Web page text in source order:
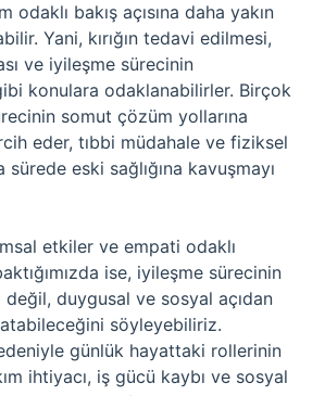
odaklı bakış açısına daha yakın
Yani, kırığın tedavi edilmesi,
ve iyileşme sürecinin
gibi konulara odaklanabilirler. Birçok
somut çözüm yollarına
eder, tıbbi müdahale ve fiziksel
sürede eski sağlığına kavuşmayı
etkiler ve empati odaklı
ise, iyileşme sürecinin
değil, duygusal ve sosyal açıdan
söyleyebiliriz.
günlük hayattaki rollerinin
ihtiyacı, iş gücü kaybı ve sosyal